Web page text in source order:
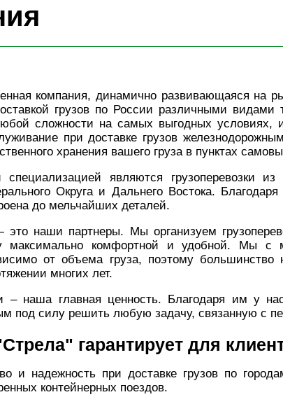
компания, динамично развивающаяся на
грузов по России различными видами
сложности на самых выгодных
при доставке грузов
хранения вашего груза в пунктах
являются грузоперевозки
Округа и Дальнего Востока.
до мельчайших деталей.
наши партнеры. Мы организуем
максимально комфортной и удобной. Мы с
от объема груза, поэтому
многих лет.
– наша главная ценность. Благодаря им у
под силу решить любую задачу, связанную с
гарантирует для
и надежность при доставке грузов по
контейнерных поездов.